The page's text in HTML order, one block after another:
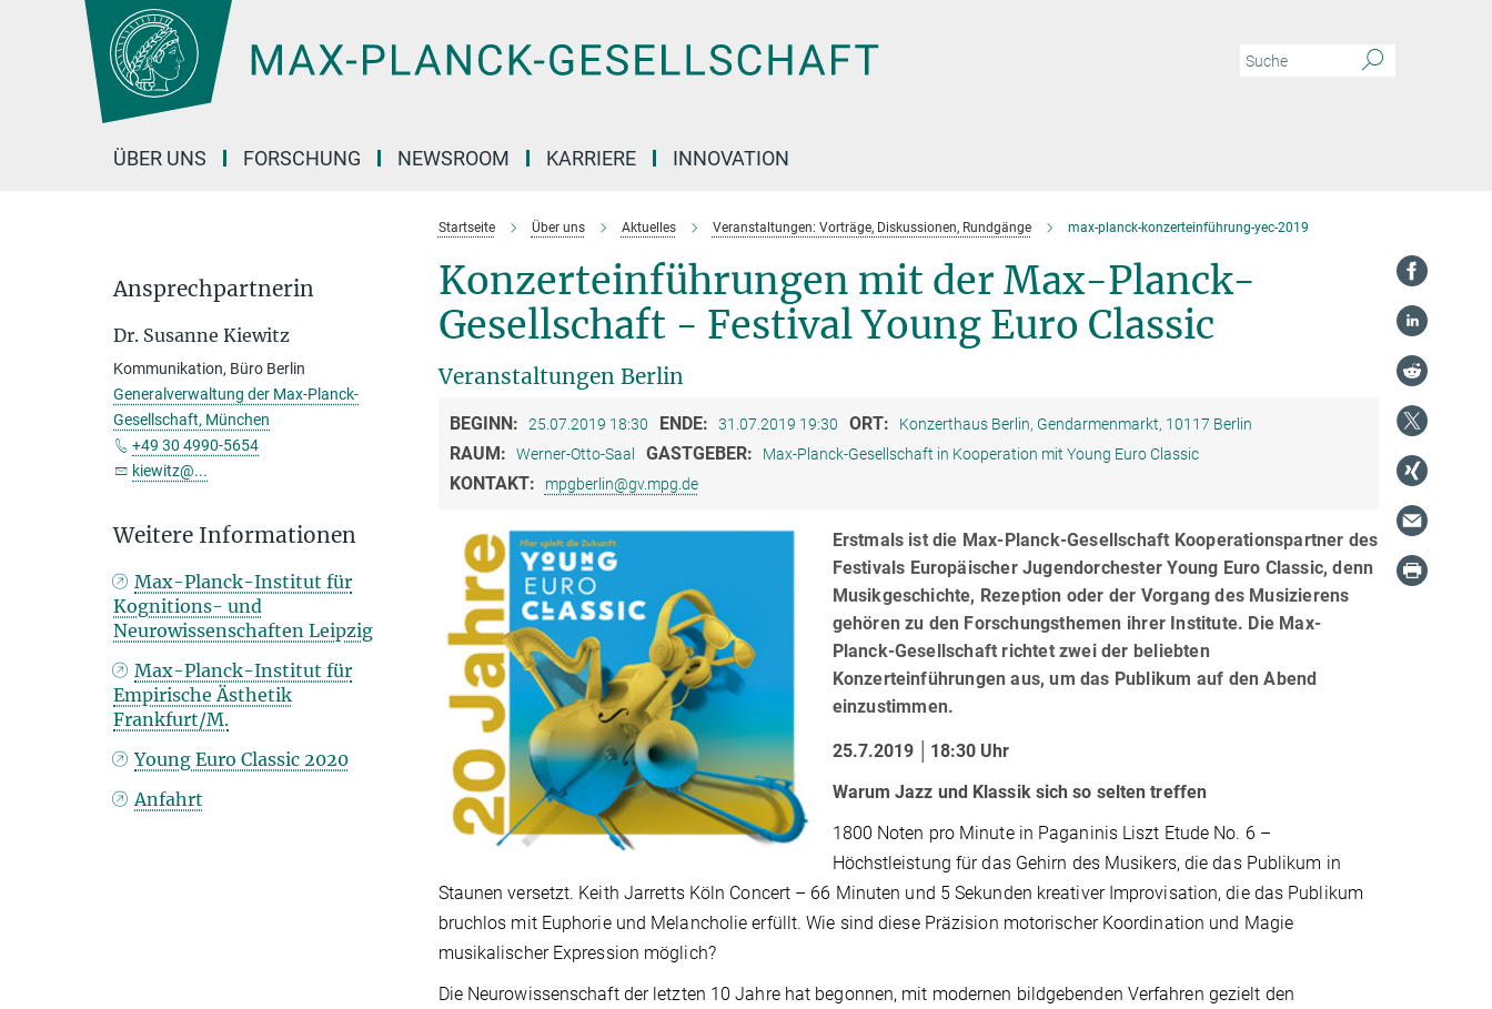
Hauptinhalt
ÜBER UNS FORSCHUNG NEWSROOM KARRIERE INNOVATION
Startseite Über uns Aktuelles Veranstaltungen: Vorträge, Diskussionen, Rundgänge max-planck-konzerteinführung-yec-2019
Konzerteinführungen mit der Max-Planck-
Gesellschaft - Festival Young Euro Classic
Veranstaltungen Berlin
BEGINN: 25.07.2019 18:30 ENDE: 31.07.2019 19:30 ORT: Konzerthaus Berlin, Gendarmenmarkt, 10117 Berlin
RAUM: Werner-Otto-Saal GASTGEBER: Max-Planck-Gesellschaft in Kooperation mit Young Euro Classic
KONTAKT: mpgberlin@gv.mpg.de
Erstmals ist die Max-Planck-Gesellschaft Kooperationspartner des
Festivals Europäischer Jugendorchester Young Euro Classic, denn
Musikgeschichte, Rezeption oder der Vorgang des Musizierens
gehören zu den Forschungsthemen ihrer Institute. Die Max-
Planck-Gesellschaft richtet zwei der beliebten
Konzerteinführungen aus, um das Publikum auf den Abend
einzustimmen.
25.7.2019 │18:30 Uhr
Warum Jazz und Klassik sich so selten treffen
1800 Noten pro Minute in Paganinis Liszt Etude No. 6 –
Höchstleistung für das Gehirn des Musikers, die das Publikum in
Staunen versetzt. Keith Jarretts Köln Concert – 66 Minuten und 5 Sekunden kreativer Improvisation, die das Publikum
bruchlos mit Euphorie und Melancholie erfüllt. Wie sind diese Präzision motorischer Koordination und Magie
musikalischer Expression möglich?
Die Neurowissenschaft der letzten 10 Jahre hat begonnen, mit modernen bildgebenden Verfahren gezielt den
Ansprechpartnerin
Dr. Susanne Kiewitz
Kommunikation, Büro Berlin
Generalverwaltung der Max-Planck-
Gesellschaft, München
+49 30 4990-5654
kiewitz@...
Weitere Informationen
Max-Planck-Institut für
Kognitions- und
Neurowissenschaften Leipzig
Max-Planck-Institut für
Empirische Ästhetik
Frankfurt/M.
Young Euro Classic 2020
Anfahrt